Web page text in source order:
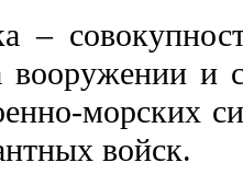
–
вооружении и
морских
войск.